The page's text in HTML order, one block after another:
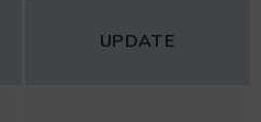
UPDATE